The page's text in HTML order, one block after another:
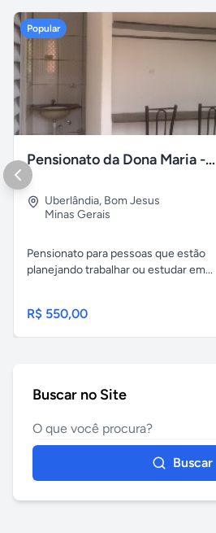
Popular
Pensionato da Dona Maria - Uberlândia/MG
Uberlândia, Bom Jesus
Minas Gerais
Pensionato para pessoas que estão
planejando trabalhar ou estudar em...
R$ 550,00
Buscar no Site
Buscar